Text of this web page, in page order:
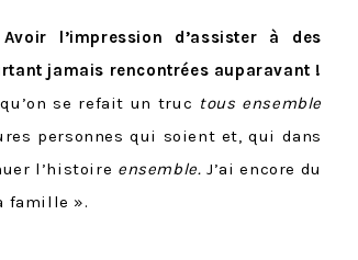
Avoir l’impression d’assister à des
jamais rencontrées auparavant !
se refait un truc tous ensemble
personnes qui soient et, qui dans
l’histoire ensemble. J’ai encore du
famille ».